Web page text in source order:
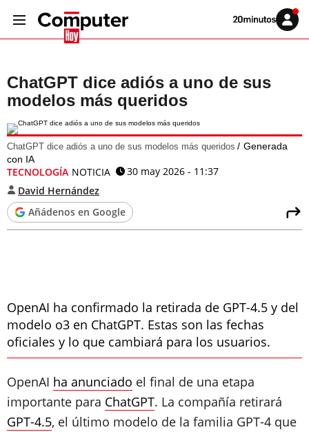
Volver
Iniciar
sesión
ChatGPT dice adiós a uno de sus
modelos más queridos
ChatGPT dice adiós a uno de sus modelos más queridos
Generada
con IA
TECNOLOGÍA NOTICIA
30 may 2026 - 11:37
David Hernández
Añádenos en Google
OpenAI ha confirmado la retirada de GPT-4.5 y del
modelo o3 en ChatGPT. Estas son las fechas
oficiales y lo que cambiará para los usuarios.
OpenAI ha anunciado el final de una etapa
importante para ChatGPT. La compañía retirará
GPT-4.5, el último modelo de la familia GPT-4 que